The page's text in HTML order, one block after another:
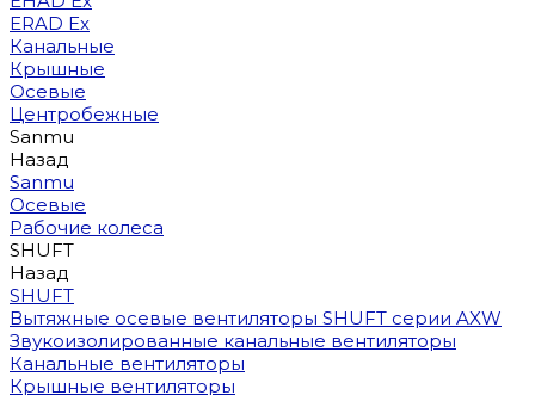
ERAD Ex
Канальные
Крышные
Осевые
Центробежные
Sanmu
Назад
Sanmu
Осевые
Рабочие колеса
SHUFT
Назад
SHUFT
Вытяжные осевые вентиляторы SHUFT серии AXW
Звукоизолированные канальные вентиляторы
Канальные вентиляторы
Крышные вентиляторы